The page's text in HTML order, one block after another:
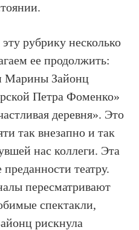
рубрику несколько
ее продолжить:
Марины Зайонц
Петра Фоменко»
деревня». Это
так внезапно и так
нас коллеги. Эта
преданности театру.
пересматривают
спектакли,
рискнула